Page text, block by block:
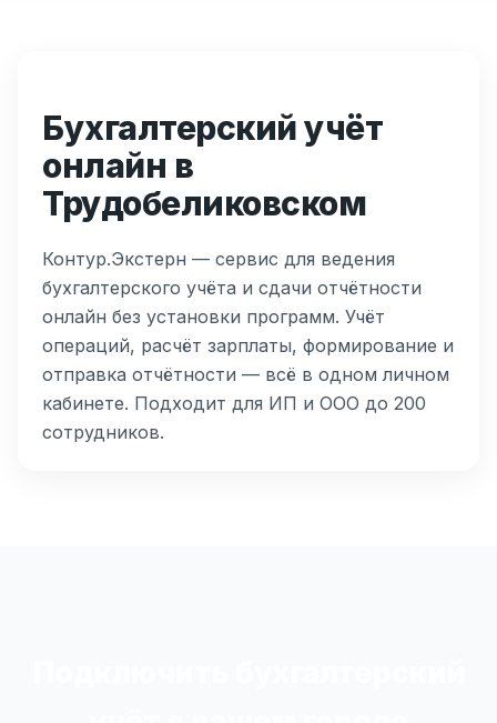
Бухгалтерский учёт
онлайн в
Трудобеликовском
Контур.Экстерн — сервис для ведения
бухгалтерского учёта и сдачи отчётности
онлайн без установки программ. Учёт
операций, расчёт зарплаты, формирование и
отправка отчётности — всё в одном личном
кабинете. Подходит для ИП и ООО до 200
сотрудников.